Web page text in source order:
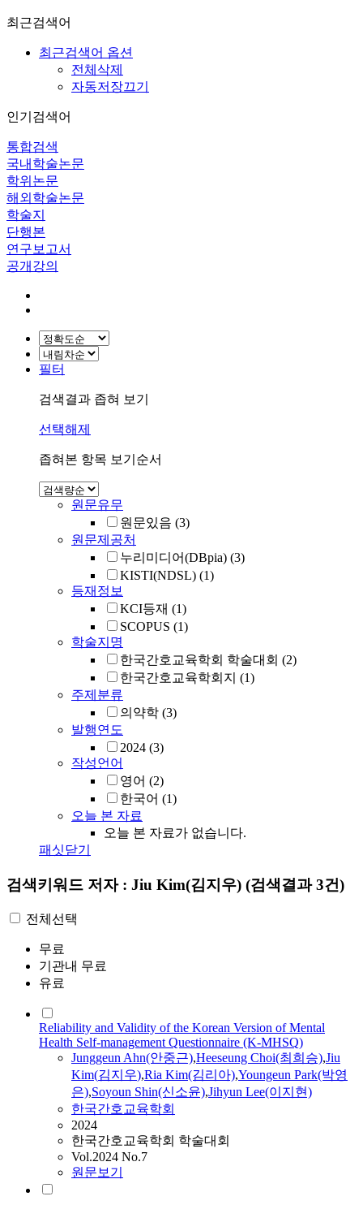
최근검색어
최근검색어 옵션
전체삭제
자동저장끄기
인기검색어
통합검색
국내학술논문
학위논문
해외학술논문
학술지
단행본
연구보고서
공개강의
필터
검색결과 좁혀 보기
선택해제
좁혀본 항목 보기순서
원문유무
원문있음 (3)
원문제공처
누리미디어(DBpia) (3)
KISTI(NDSL) (1)
등재정보
KCI등재 (1)
SCOPUS (1)
학술지명
한국간호교육학회 학술대회 (2)
한국간호교육학회지 (1)
주제분류
의약학 (3)
발행연도
2024 (3)
작성언어
영어 (2)
한국어 (1)
오늘 본 자료
오늘 본 자료가 없습니다.
패싯닫기
검색키워드 저자 : Jiu Kim(김지우) (검색결과 3건)
전체선택
무료
기관내 무료
유료
Reliability and Validity of the Korean Version of Mental
Health Self-management Questionnaire (K-MHSQ)
Junggeun Ahn(안중근),Heeseung Choi(최희승),Jiu
Kim(김지우),Ria Kim(김리아),Youngeun Park(박영
은),Soyoun Shin(신소윤),Jihyun Lee(이지현)
한국간호교육학회
2024
한국간호교육학회 학술대회
Vol.2024 No.7
원문보기